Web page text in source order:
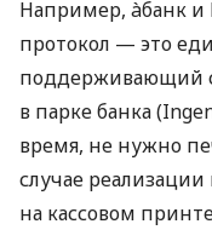
Например, àбанк и
протокол — это
поддерживающий
в парке банка
время, не нужно
случае
на кассовом